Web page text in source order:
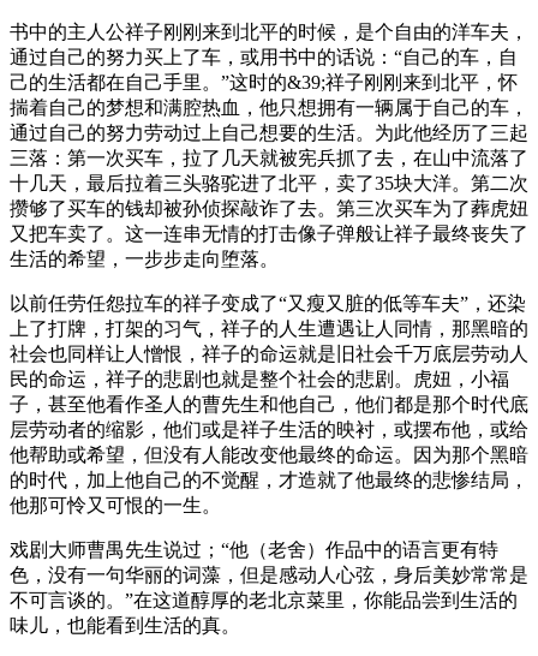
书中的主人公祥子刚刚来到北平的时候，是个自由的洋车夫，
通过自己的努力买上了车，或用书中的话说：“自己的车，自
己的生活都在自己手里。”这时的&39;祥子刚刚来到北平，怀
揣着自己的梦想和满腔热血，他只想拥有一辆属于自己的车，
通过自己的努力劳动过上自己想要的生活。为此他经历了三起
三落：第一次买车，拉了几天就被宪兵抓了去，在山中流落了
十几天，最后拉着三头骆驼进了北平，卖了35块大洋。第二次
攒够了买车的钱却被孙侦探敲诈了去。第三次买车为了葬虎妞
又把车卖了。这一连串无情的打击像子弹般让祥子最终丧失了
生活的希望，一步步走向堕落。
以前任劳任怨拉车的祥子变成了“又瘦又脏的低等车夫”，还染
上了打牌，打架的习气，祥子的人生遭遇让人同情，那黑暗的
社会也同样让人憎恨，祥子的命运就是旧社会千万底层劳动人
民的命运，祥子的悲剧也就是整个社会的悲剧。虎妞，小福
子，甚至他看作圣人的曹先生和他自己，他们都是那个时代底
层劳动者的缩影，他们或是祥子生活的映衬，或摆布他，或给
他帮助或希望，但没有人能改变他最终的命运。因为那个黑暗
的时代，加上他自己的不觉醒，才造就了他最终的悲惨结局，
他那可怜又可恨的一生。
戏剧大师曹禺先生说过；“他（老舍）作品中的语言更有特
色，没有一句华丽的词藻，但是感动人心弦，身后美妙常常是
不可言谈的。”在这道醇厚的老北京菜里，你能品尝到生活的
味儿，也能看到生活的真。